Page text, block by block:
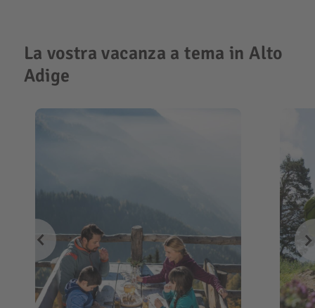
La vostra vacanza a tema in Alto
Adige